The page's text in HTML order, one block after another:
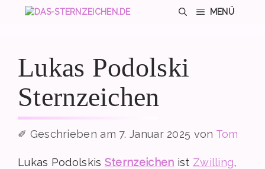
MENÜ
Lukas Podolski
Sternzeichen
7. Januar 2025 von Tom
Lukas Podolskis Sternzeichen ist Zwilling,